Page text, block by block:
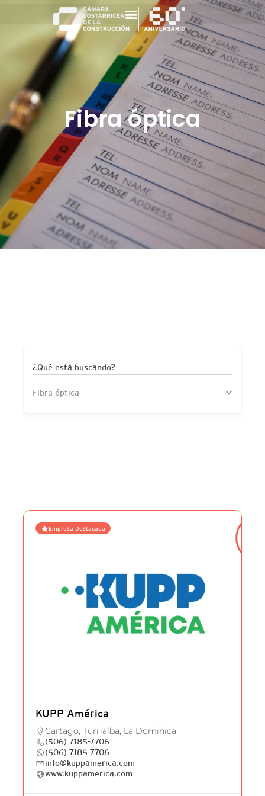
Fibra óptica
¿Qué está buscando?
Fibra óptica
Empresa Destacada
KUPP América
Cartago, Turrialba, La Dominica
(506) 7185-7706
(506) 7185-7706
info@kuppamerica.com
www.kuppamerica.com